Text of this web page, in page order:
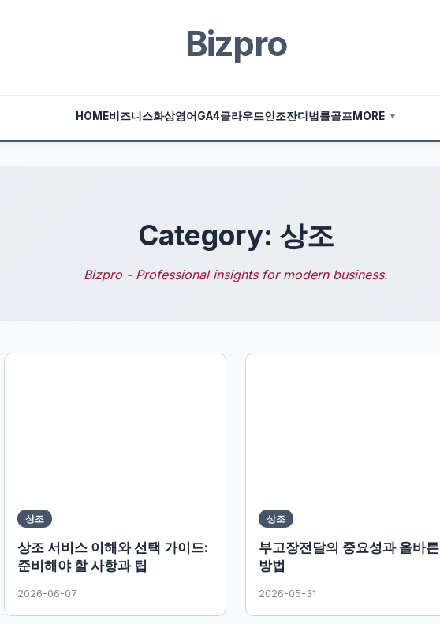
Bizpro
HOME비즈니스화상영어 GA4클라우드인조잔디 법률골프MORE ▼
Category: 상조
Bizpro - Professional insights for modern business.
상조
상조 서비스 이해와 선택 가이드:
준비해야 할 사항과 팁
2026-06-07
상조
부고장전달의 중요성과 올바른
방법
2026-05-31